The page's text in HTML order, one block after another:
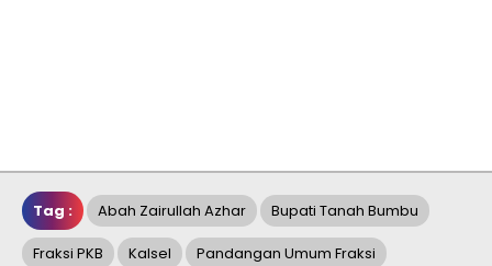
Tag : Abah Zairullah Azhar Bupati Tanah Bumbu
Fraksi PKB Kalsel Pandangan Umum Fraksi